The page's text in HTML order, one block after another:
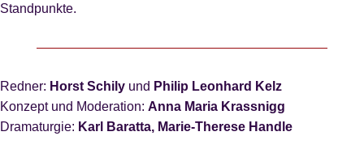
Standpunkte.
Redner: Horst Schily und Philip Leonhard Kelz
Konzept und Moderation: Anna Maria Krassnigg
Dramaturgie: Karl Baratta, Marie-Therese Handle